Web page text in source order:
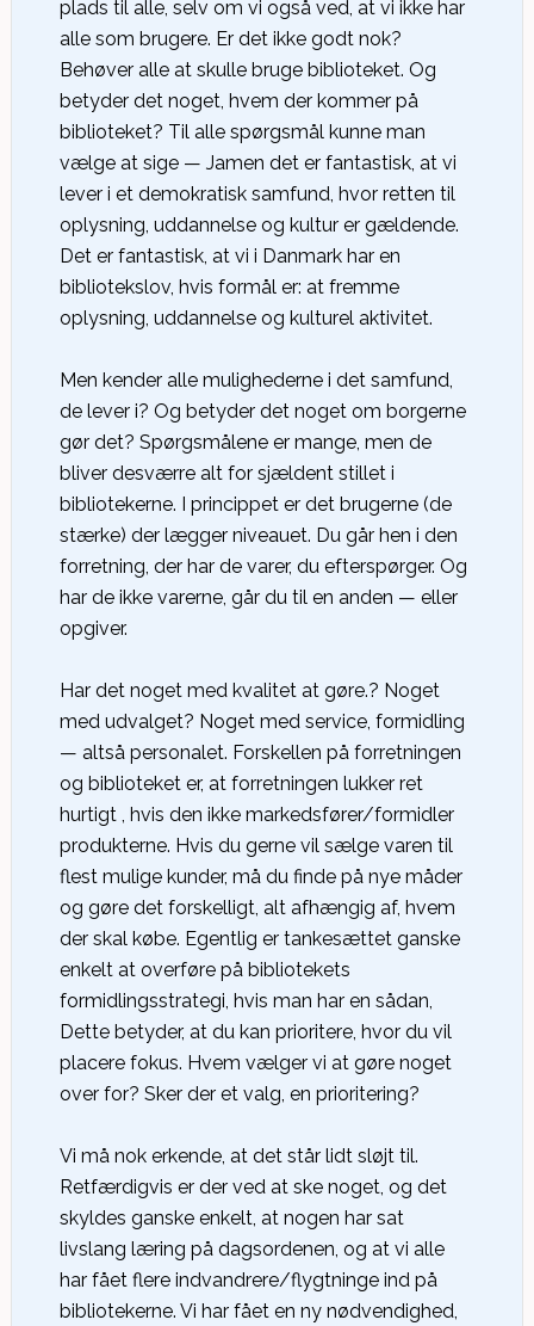
plads til alle, selv om vi også ved, at vi ikke har
alle som brugere. Er det ikke godt nok?
Behøver alle at skulle bruge biblioteket. Og
betyder det noget, hvem der kommer på
biblioteket? Til alle spørgsmål kunne man
vælge at sige — Jamen det er fantastisk, at vi
lever i et demokratisk samfund, hvor retten til
oplysning, uddannelse og kultur er gældende.
Det er fantastisk, at vi i Danmark har en
bibliotekslov, hvis formål er: at fremme
oplysning, uddannelse og kulturel aktivitet.
Men kender alle mulighederne i det samfund,
de lever i? Og betyder det noget om borgerne
gør det? Spørgsmålene er mange, men de
bliver desværre alt for sjældent stillet i
bibliotekerne. I princippet er det brugerne (de
stærke) der lægger niveauet. Du går hen i den
forretning, der har de varer, du efterspørger. Og
har de ikke varerne, går du til en anden — eller
opgiver.
Har det noget med kvalitet at gøre.? Noget
med udvalget? Noget med service, formidling
— altså personalet. Forskellen på forretningen
og biblioteket er, at forretningen lukker ret
hurtigt , hvis den ikke markedsfører/formidler
produkterne. Hvis du gerne vil sælge varen til
flest mulige kunder, må du finde på nye måder
og gøre det forskelligt, alt afhængig af, hvem
der skal købe. Egentlig er tankesættet ganske
enkelt at overføre på bibliotekets
formidlingsstrategi, hvis man har en sådan,
Dette betyder, at du kan prioritere, hvor du vil
placere fokus. Hvem vælger vi at gøre noget
over for? Sker der et valg, en prioritering?
Vi må nok erkende, at det står lidt sløjt til.
Retfærdigvis er der ved at ske noget, og det
skyldes ganske enkelt, at nogen har sat
livslang læring på dagsordenen, og at vi alle
har fået flere indvandrere/flygtninge ind på
bibliotekerne. Vi har fået en ny nødvendighed,